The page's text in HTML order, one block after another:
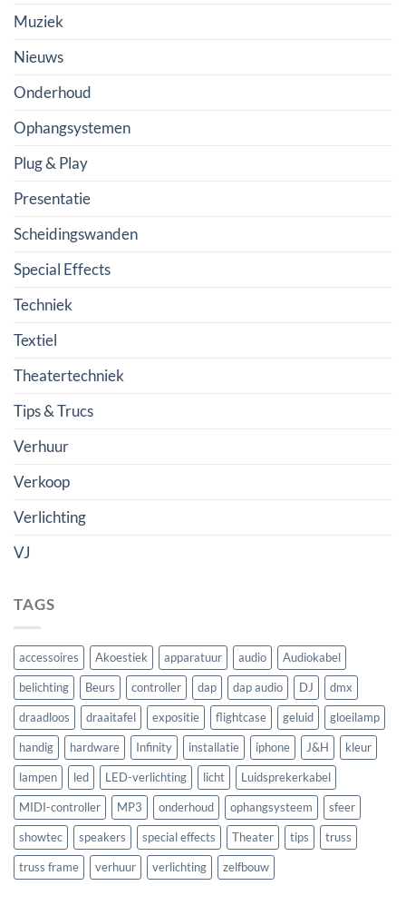
Muziek
Nieuws
Onderhoud
Ophangsystemen
Plug & Play
Presentatie
Scheidingswanden
Special Effects
Techniek
Textiel
Theatertechniek
Tips & Trucs
Verhuur
Verkoop
Verlichting
VJ
TAGS
accessoires Akoestiek apparatuur audio Audiokabel
belichting Beurs controller dap dap audio DJ dmx
draadloos draaitafel expositie flightcase geluid gloeilamp
handig hardware Infinity installatie iphone J&H kleur
lampen led LED-verlichting licht Luidsprekerkabel
MIDI-controller MP3 onderhoud ophangsysteem sfeer
showtec speakers special effects Theater tips truss
truss frame verhuur verlichting zelfbouw